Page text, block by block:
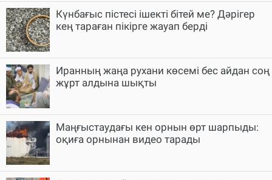
Күнбағыс пістесі ішекті бітей ме? Дәрігер
кең тараған пікірге жауап берді
Иранның жаңа рухани көсемі бес айдан соң
жұрт алдына шықты
Маңғыстаудағы кен орнын өрт шарпыды:
оқиға орнынан видео тарады